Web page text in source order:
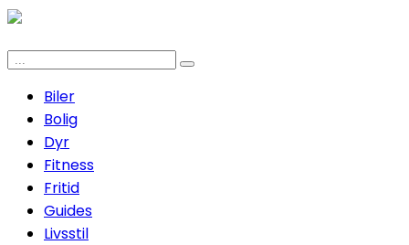
Biler
Bolig
Dyr
Fitness
Fritid
Guides
Livsstil